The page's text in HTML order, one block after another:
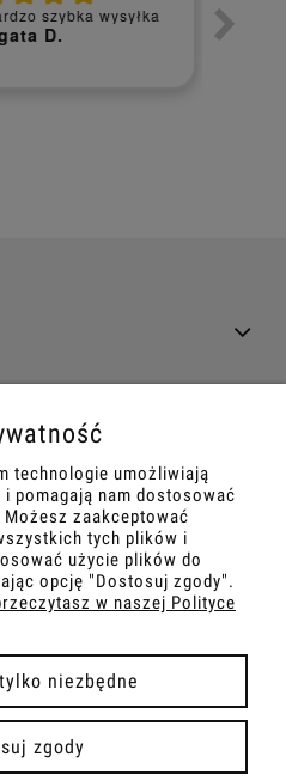
szybka wysyłka
D.
wersję strony
Shoper Premium
technologie umożliwiają
pomagają nam dostosować
zaakceptować
tych plików i
użycie plików do
opcję "Dostosuj zgody".
w naszej Polityce
niezbędne
zgody